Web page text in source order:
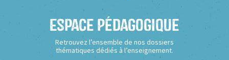
Espace Pédagogique
Retrouvez l’ensemble de nos dossiers
thématiques dédiés à l’enseignement.